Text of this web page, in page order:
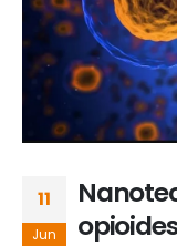
11
Jun